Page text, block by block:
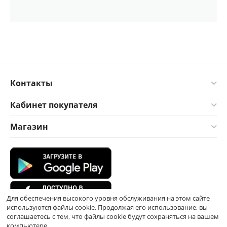
Контакты
Кабинет покупателя
Магазин
Для обеспечения высокого уровня обслуживания на этом сайте
используются файлы cookie. Продолжая его использование, вы
соглашаетесь с тем, что файлы cookie будут сохраняться на вашем